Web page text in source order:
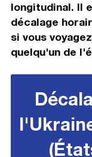
longitudinal. Il
décalage
si vous
quelqu'un de